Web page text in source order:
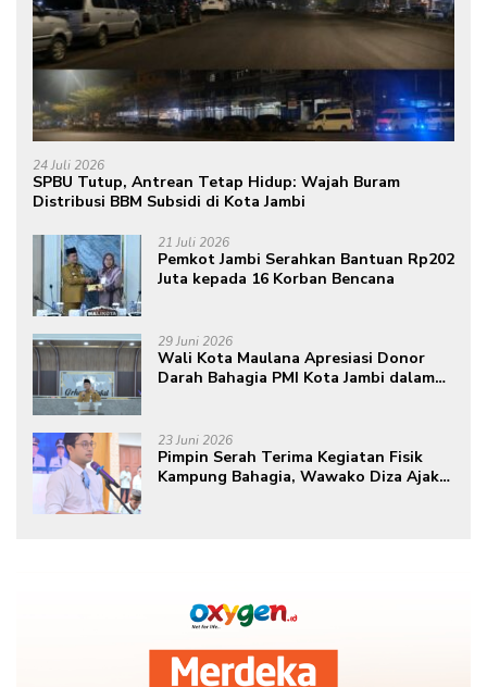
24 Juli 2026
SPBU Tutup, Antrean Tetap Hidup: Wajah Buram
Distribusi BBM Subsidi di Kota Jambi
21 Juli 2026
Pemkot Jambi Serahkan Bantuan Rp202
Juta kepada 16 Korban Bencana
29 Juni 2026
Wali Kota Maulana Apresiasi Donor
Darah Bahagia PMI Kota Jambi dalam
23 Juni 2026
Pimpin Serah Terima Kegiatan Fisik
Kampung Bahagia, Wawako Diza Ajak